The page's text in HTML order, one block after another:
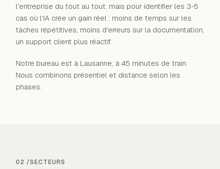
l'entreprise du tout au tout, mais pour identifier les 3-5
cas où l'IA crée un gain réel : moins de temps sur les
tâches répétitives, moins d'erreurs sur la documentation,
un support client plus réactif.
Notre bureau est à Lausanne, à 45 minutes de train.
Nous combinons présentiel et distance selon les
phases.
02 /SECTEURS